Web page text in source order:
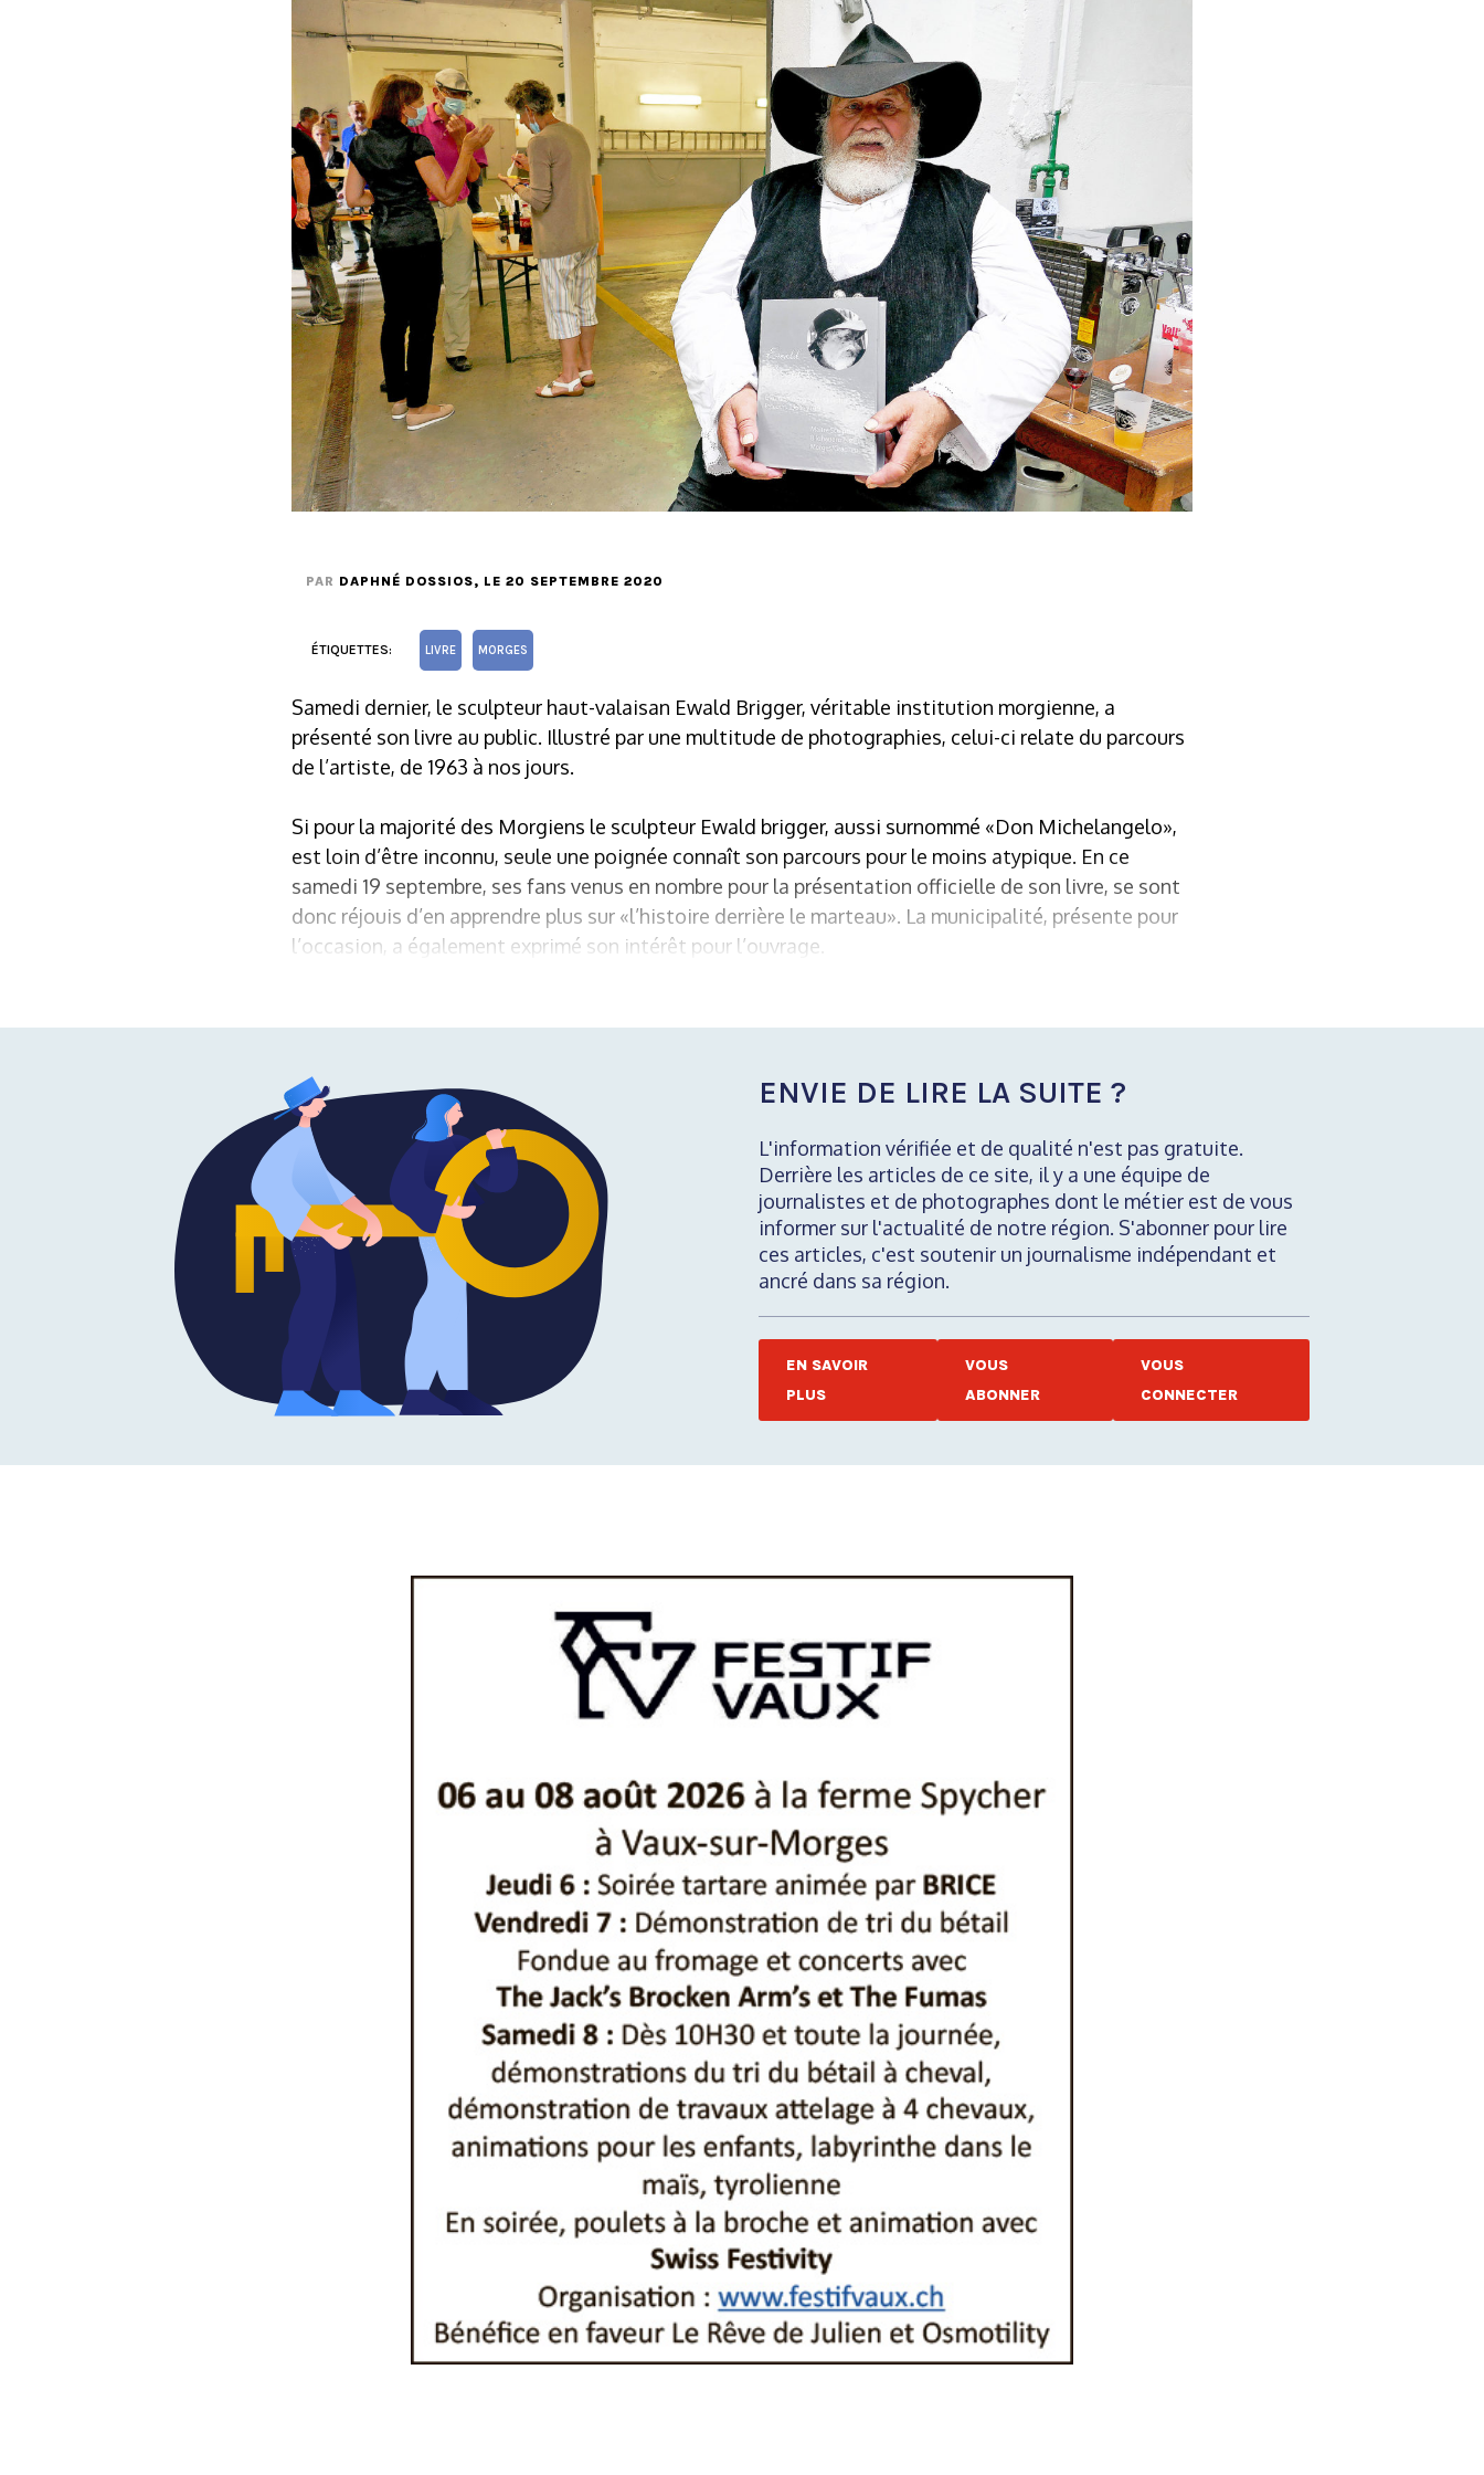
PAR DAPHNÉ DOSSIOS, LE 20 SEPTEMBRE 2020
ÉTIQUETTES: LIVRE MORGES
Samedi dernier, le sculpteur haut-valaisan Ewald Brigger, véritable institution morgienne, a
présenté son livre au public. Illustré par une multitude de photographies, celui-ci relate du parcours
de l’artiste, de 1963 à nos jours.
Si pour la majorité des Morgiens le sculpteur Ewald brigger, aussi surnommé «Don Michelangelo»,
est loin d’être inconnu, seule une poignée connaît son parcours pour le moins atypique. En ce
samedi 19 septembre, ses fans venus en nombre pour la présentation officielle de son livre, se sont
donc réjouis d’en apprendre plus sur «l’histoire derrière le marteau». La municipalité, présente pour
l’occasion, a également exprimé son intérêt pour l’ouvrage.
ENVIE DE LIRE LA SUITE ?
L'information vérifiée et de qualité n'est pas gratuite.
Derrière les articles de ce site, il y a une équipe de
journalistes et de photographes dont le métier est de vous
informer sur l'actualité de notre région. S'abonner pour lire
ces articles, c'est soutenir un journalisme indépendant et
ancré dans sa région.
EN SAVOIR
PLUS
VOUS
ABONNER
VOUS
CONNECTER